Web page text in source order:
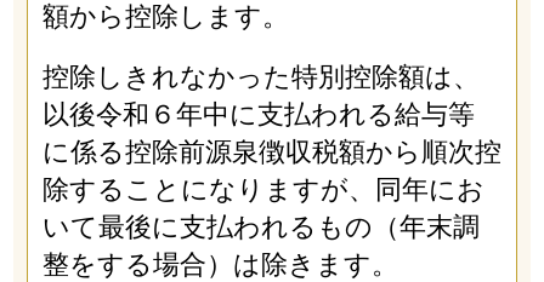
額から控除します。
控除しきれなかった特別控除額は、
以後令和６年中に支払われる給与等
に係る控除前源泉徴収税額から順次控
除することになりますが、同年にお
いて最後に支払われるもの（年末調
整をする場合）は除きます。